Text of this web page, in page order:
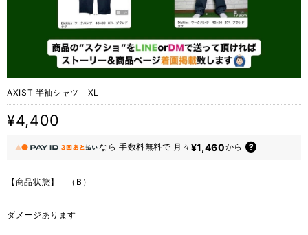
AXIST 半袖シャツ XL
¥4,400
なら 手数料無料で 月々 ¥1,460から
【商品状態】 （B）
ダメージあります